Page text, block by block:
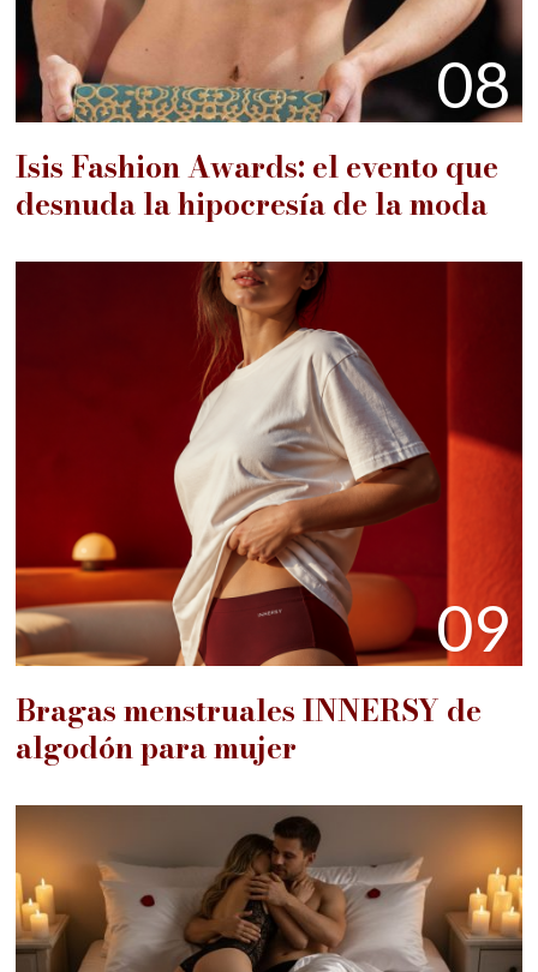
08
Isis Fashion Awards: el evento que
desnuda la hipocresía de la moda
09
Bragas menstruales INNERSY de
algodón para mujer